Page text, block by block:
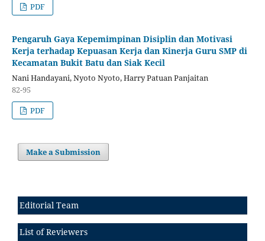
PDF
Pengaruh Gaya Kepemimpinan Disiplin dan Motivasi
Kerja terhadap Kepuasan Kerja dan Kinerja Guru SMP di
Kecamatan Bukit Batu dan Siak Kecil
Nani Handayani, Nyoto Nyoto, Harry Patuan Panjaitan
82-95
PDF
Make a Submission
Editorial Team
List of Reviewers